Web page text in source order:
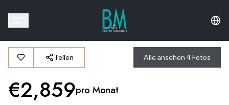
Teilen Alle ansehen 4Fotos
€2,859pro Monat